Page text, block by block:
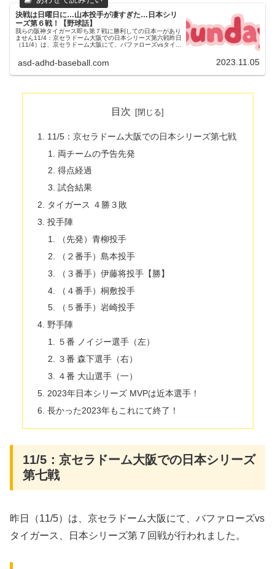
決戦は日曜日に…山本投手が凄すぎた…日本シリ
ーズ第６戦！【野球話】
我らの阪神タイガース即ち第７戦に勝利しての日本一があり
ません11/4：京セラドーム大阪での日本シリーズ第六戦昨日
（11/4）は、京セラドーム大阪にて、バファローズvsタイガ
asd-adhd-baseball.com 2023.11.05
目次
11/5：京セラドーム大阪での日本シリーズ第七戦
両チームの予告先発
得点経過
試合結果
タイガース ４勝３敗
投手陣
（先発）青柳投手
（２番手）島本投手
（３番手）伊藤将投手【勝】
（４番手）桐敷投手
（５番手）岩崎投手
野手陣
５番 ノイジー選手（左）
３番 森下選手（右）
４番 大山選手（一）
2023年日本シリーズ MVPは近本選手！
長かった2023年もこれにて終了！
11/5：京セラドーム大阪での日本シリーズ
第七戦
昨日（11/5）は、京セラドーム大阪にて、バファローズvs
タイガース、日本シリーズ第７回戦が行われました。